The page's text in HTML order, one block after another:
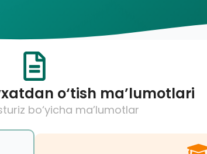
o‘tish ma’lumotlari
bo‘yicha ma’lumotlar